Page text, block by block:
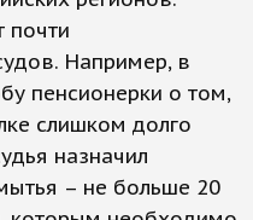
почти
Например, в
пенсионерки о том,
слишком долго
назначил
– не больше 20